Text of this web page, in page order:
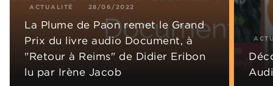
ACTUALITÉ 28/06/2022
La Plume de Paon remet le Grand
Prix du livre audio Document, à
"Retour à Reims" de Didier Eribon
lu par Irène Jacob